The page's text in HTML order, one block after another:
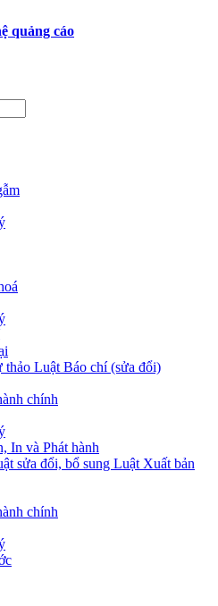
quảng cáo
thảo Luật Báo chí (sửa đổi)
chính
In và Phát hành
sửa đổi, bổ sung Luật Xuất bản
chính